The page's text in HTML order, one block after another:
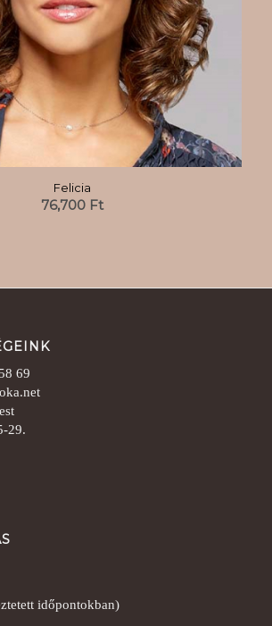
Felicia
76,700 Ft
69
29.
időpontokban)